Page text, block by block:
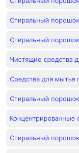
Стиральный
Cтиральный порошок
Чистящие средства
Средства для мытья
Стиральный
Концентрированные
Стиральный